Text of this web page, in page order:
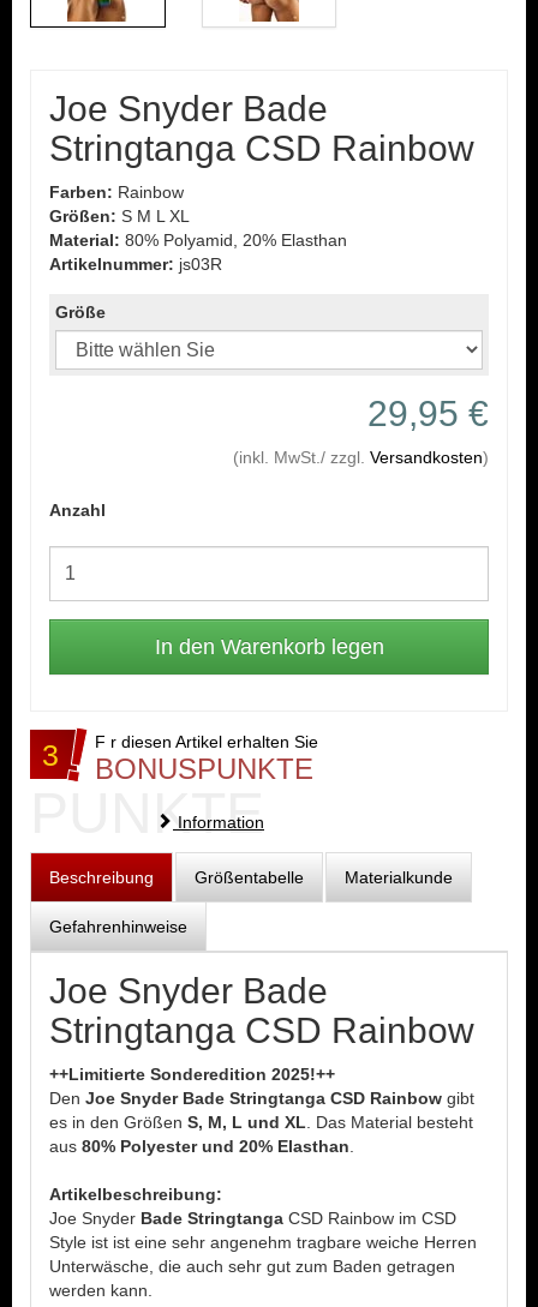
Joe Snyder Bade
Stringtanga CSD Rainbow
Farben: Rainbow
Größen: S M L XL
Material: 80% Polyamid, 20% Elasthan
Artikelnummer: js03R
Größe
29,95 €
(inkl. MwSt./ zzgl. Versandkosten)
Anzahl
3 F r diesen Artikel erhalten Sie
BONUSPUNKTE
PUNKTE
Information
Beschreibung Größentabelle Materialkunde
Gefahrenhinweise
Joe Snyder Bade
Stringtanga CSD Rainbow
++Limitierte Sonderedition 2025!++
Den Joe Snyder Bade Stringtanga CSD Rainbow gibt
es in den Größen S, M, L und XL . Das Material besteht
aus 80% Polyester und 20% Elasthan
Artikelbeschreibung:
Joe Snyder Bade Stringtanga CSD Rainbow im CSD
Style ist ist eine sehr angenehm tragbare weiche Herren
Unterwäsche, die auch sehr gut zum Baden getragen
werden kann.